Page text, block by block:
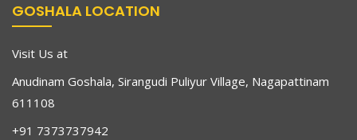
GOSHALA LOCATION
Visit Us at
Anudinam Goshala, Sirangudi Puliyur Village, Nagapattinam
611108
+91 7373737942